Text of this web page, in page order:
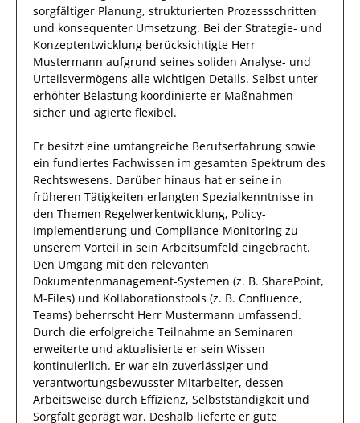
sorgfältiger Planung, strukturierten Prozessschritten
und konsequenter Umsetzung. Bei der Strategie- und
Konzeptentwicklung berücksichtigte Herr
Mustermann aufgrund seines soliden Analyse- und
Urteilsvermögens alle wichtigen Details. Selbst unter
erhöhter Belastung koordinierte er Maßnahmen
sicher und agierte flexibel.
Er besitzt eine umfangreiche Berufserfahrung sowie
ein fundiertes Fachwissen im gesamten Spektrum des
Rechtswesens. Darüber hinaus hat er seine in
früheren Tätigkeiten erlangten Spezialkenntnisse in
den Themen Regelwerkentwicklung, Policy-
Implementierung und Compliance-Monitoring zu
unserem Vorteil in sein Arbeitsumfeld eingebracht.
Den Umgang mit den relevanten
Dokumentenmanagement-Systemen (z. B. SharePoint,
M-Files) und Kollaborationstools (z. B. Confluence,
Teams) beherrscht Herr Mustermann umfassend.
Durch die erfolgreiche Teilnahme an Seminaren
erweiterte und aktualisierte er sein Wissen
kontinuierlich. Er war ein zuverlässiger und
verantwortungsbewusster Mitarbeiter, dessen
Arbeitsweise durch Effizienz, Selbstständigkeit und
Sorgfalt geprägt war. Deshalb lieferte er gute